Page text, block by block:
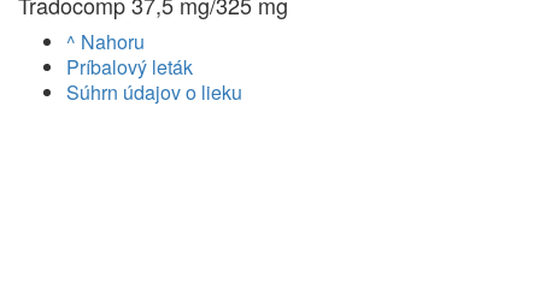
^ Nahoru
Príbalový leták
Súhrn údajov o lieku